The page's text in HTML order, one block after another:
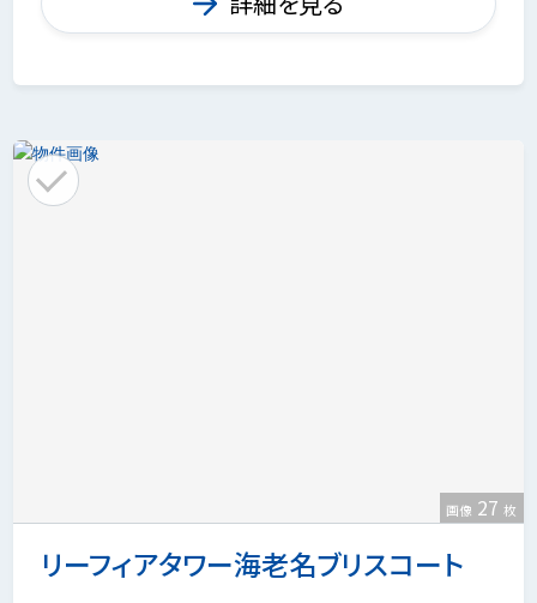
リーフィアタワー海老名ブリスコート
画像 27 枚